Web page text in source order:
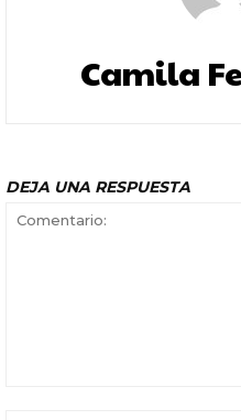
Camila
DEJA UNA RESPUESTA